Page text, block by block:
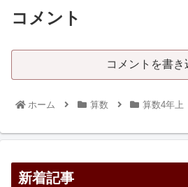
コメント
コメントを書き
ホーム 算数 算数4年上
新着記事